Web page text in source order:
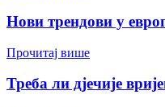
Нови трендови у
Прочитај више
Треба ли дјечије